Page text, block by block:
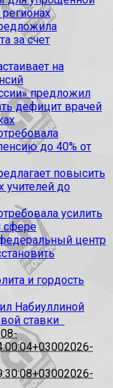
за счет
на
предложил
дефицит врачей
до 40% от
повысить
учителей до
усилить
сфере
центр
и гордость
Набиуллиной
ставки
2026-
2026-